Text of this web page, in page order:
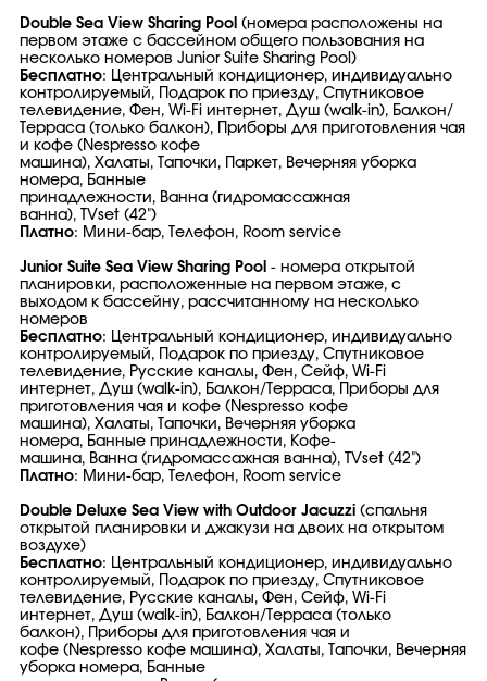
Double Sea View Sharing Pool (номера расположены на
первом этаже с бассейном общего пользования на
несколько номеров Junior Suite Sharing Pool)
Бесплатно: Центральный кондиционер, индивидуально
контролируемый, Подарок по приезду, Спутниковое
телевидение, Фен, Wi-Fi интернет, Душ (walk-in), Балкон/
Терраса (только балкон), Приборы для приготовления чая
и кофе (Nespresso кофе
машина), Халаты, Тапочки, Паркет, Вечерняя уборка
номера, Банные
принадлежности, Ванна (гидромассажная
ванна), TVset (42")
Платно: Мини-бар, Телефон, Room service
Junior Suite Sea View Sharing Pool - номера открытой
планировки, расположенные на первом этаже, с
выходом к бассейну, рассчитанному на несколько
номеров
Бесплатно: Центральный кондиционер, индивидуально
контролируемый, Подарок по приезду, Спутниковое
телевидение, Русские каналы, Фен, Сейф, Wi-Fi
интернет, Душ (walk-in), Балкон/Терраса, Приборы для
приготовления чая и кофе (Nespresso кофе
машина), Халаты, Тапочки, Вечерняя уборка
номера, Банные принадлежности, Кофе-
машина, Ванна (гидромассажная ванна), TVset (42")
Платно: Мини-бар, Телефон, Room service
Double Deluxe Sea View with Outdoor Jacuzzi (спальня
открытой планировки и джакузи на двоих на открытом
воздухе)
Бесплатно: Центральный кондиционер, индивидуально
контролируемый, Подарок по приезду, Спутниковое
телевидение, Русские каналы, Фен, Сейф, Wi-Fi
интернет, Душ (walk-in), Балкон/Терраса (только
балкон), Приборы для приготовления чая и
кофе (Nespresso кофе машина), Халаты, Тапочки, Вечерняя
уборка номера, Банные